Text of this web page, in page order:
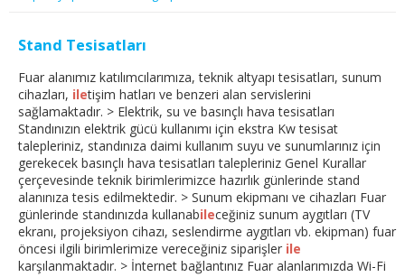
Stand Tesisatları
Fuar alanımız katılımcılarımıza, teknik altyapı tesisatları, sunum
cihazları, iletişim hatları ve benzeri alan servislerini
sağlamaktadır. > Elektrik, su ve basınçlı hava tesisatları
Standınızın elektrik gücü kullanımı için ekstra Kw tesisat
talepleriniz, standınıza daimi kullanım suyu ve sunumlarınız için
gerekecek basınçlı hava tesisatları talepleriniz Genel Kurallar
çerçevesinde teknik birimlerimizce hazırlık günlerinde stand
alanınıza tesis edilmektedir. > Sunum ekipmanı ve cihazları Fuar
günlerinde standınızda kullanabileceğiniz sunum aygıtları (TV
ekranı, projeksiyon cihazı, seslendirme aygıtları vb. ekipman) fuar
öncesi ilgili birimlerimize vereceğiniz siparişler ile
karşılanmaktadır. > İnternet bağlantınız Fuar alanlarımızda Wi-Fi